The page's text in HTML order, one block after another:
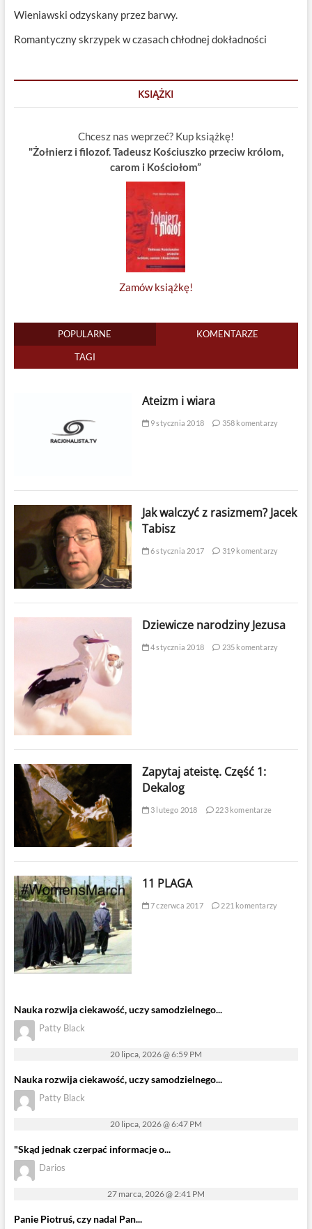
Wieniawski odzyskany przez barwy.
Romantyczny skrzypek w czasach chłodnej dokładności
KSIĄŻKI
Chcesz nas weprzeć? Kup książkę!
"Żołnierz i filozof. Tadeusz Kościuszko przeciw królom,
carom i Kościołom”
Zamów książkę!
POPULARNE KOMENTARZE
TAGI
Ateizm i wiara
9 stycznia 2018 358 komentarzy
Jak walczyć z rasizmem? Jacek
Tabisz
6 stycznia 2017 319 komentarzy
Dziewicze narodziny Jezusa
4 stycznia 2018 235 komentarzy
Zapytaj ateistę. Część 1:
Dekalog
3 lutego 2018 223 komentarze
11 PLAGA
7 czerwca 2017 221 komentarzy
Nauka rozwija ciekawość, uczy samodzielnego...
Patty Black
20 lipca, 2026 @ 6:59 PM
Nauka rozwija ciekawość, uczy samodzielnego...
Patty Black
20 lipca, 2026 @ 6:47 PM
"Skąd jednak czerpać informacje o...
Darios
27 marca, 2026 @ 2:41 PM
Panie Piotruś, czy nadal Pan...